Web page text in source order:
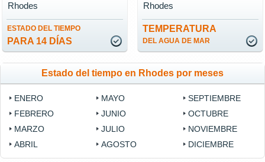
ESTADO DEL TIEMPO
PARA 14 DÍAS
Rhodes
TEMPERATURA
DEL AGUA DE MAR
Rhodes
Estado del tiempo en Rhodes por meses
ENERO
FEBRERO
MARZO
ABRIL
MAYO
JUNIO
JULIO
AGOSTO
SEPTIEMBRE
OCTUBRE
NOVIEMBRE
DICIEMBRE